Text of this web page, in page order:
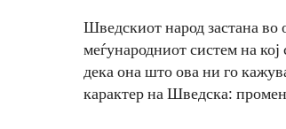
Шведскиот народ застана во
меѓународниот систем на
дека она што ова ни го
карактер на Шведска: